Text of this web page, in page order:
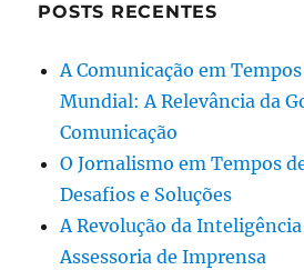
POSTS RECENTES
A Comunicação em Tempos
Mundial: A Relevância da
Comunicação
O Jornalismo em Tempos
Desafios e Soluções
A Revolução da
Assessoria de Imprensa